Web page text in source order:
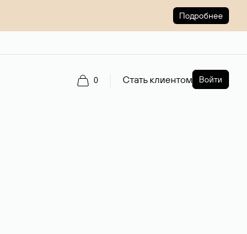
Подробнее
0 Стать клиентом Войти